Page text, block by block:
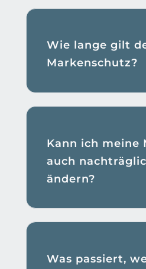
Wie lange gilt
Markenschutz?
Kann ich meine
auch
ändern?
Was passiert,